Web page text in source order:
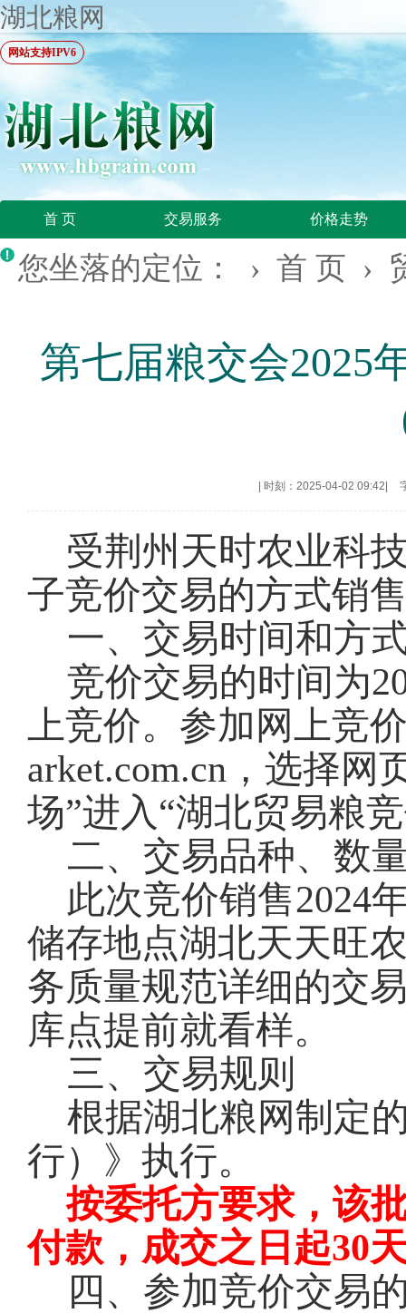
湖北粮网
网站支持IPV6
首 页 交易服务 价格走势
您坐落的定位： › 首 页 ›
第七届粮交会2025
时刻：2025-04-02 09:42
受荆州天时农业科
子竞价交易的方式销
一、交易时间和方
竞价交易的时间为
上竞价。参加网上竞
arket.com.cn，选择网
场”进入“湖北贸易粮
二、交易品种、数
此次竞价销售2024
储存地点湖北天天旺
务质量规范详细的交
库点提前就看样。
三、交易规则
根据湖北粮网制定
行）》执行。
按委托方要求，该
付款，成交之日起30
四、参加竞价交易